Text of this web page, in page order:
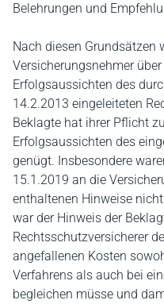
Belehrungen und
Nach diesen Grundsätzen
Versicherungsnehmer
Erfolgsaussichten des
14.2.2013 eingeleiteten
Beklagte hat ihrer Pflicht
Erfolgsaussichten des
genügt. Insbesondere
15.1.2019 an die
enthaltenen Hinweise
war der Hinweis der
Rechtsschutzversicherer
angefallenen Kosten
Verfahrens als auch bei
begleichen müsse und